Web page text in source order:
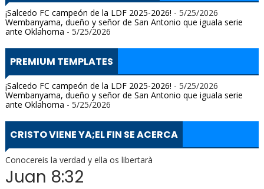
¡Salcedo FC campeón de la LDF 2025-2026! - 5/25/2026
Wembanyama, dueño y señor de San Antonio que iguala serie
ante Oklahoma - 5/25/2026
PREMIUM TEMPLATES
¡Salcedo FC campeón de la LDF 2025-2026! - 5/25/2026
Wembanyama, dueño y señor de San Antonio que iguala serie
ante Oklahoma - 5/25/2026
CRISTO VIENE YA;EL FIN SE ACERCA
Conocereis la verdad y ella os libertarà
Juan 8:32